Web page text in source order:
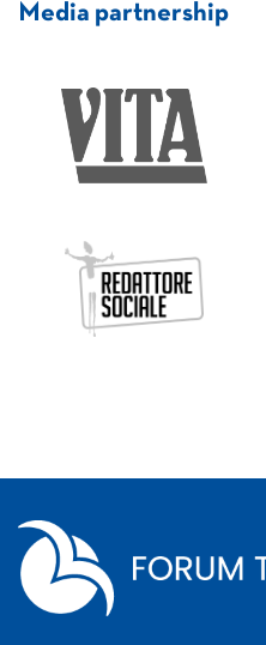
Media partnership